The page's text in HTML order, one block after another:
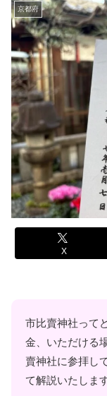
京都府
X
市比賣神社って
金、いただける
賣神社に参拝し
て解説いたしま